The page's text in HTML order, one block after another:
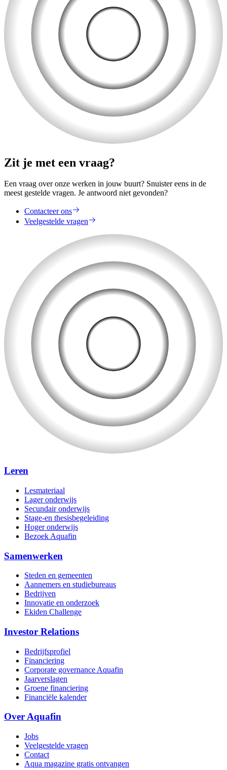
Zit je met een vraag?
Een vraag over onze werken in jouw buurt? Snuister eens in de
meest gestelde vragen. Je antwoord niet gevonden?
Contacteer ons
Veelgestelde vragen
Leren
Lesmateriaal
Lager onderwijs
Secundair onderwijs
Stage-en thesisbegeleiding
Hoger onderwijs
Bezoek Aquafin
Samenwerken
Steden en gemeenten
Aannemers en studiebureaus
Bedrijven
Innovatie en onderzoek
Ekiden Challenge
Investor Relations
Bedrijfsprofiel
Financiering
Corporate governance Aquafin
Jaarverslagen
Groene financiering
Financiële kalender
Over Aquafin
Jobs
Veelgestelde vragen
Contact
Aqua magazine gratis ontvangen